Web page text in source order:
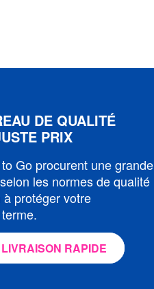
DE QUALITÉ
PRIX
Go procurent une grande
les normes de qualité
protéger votre
RAPIDE